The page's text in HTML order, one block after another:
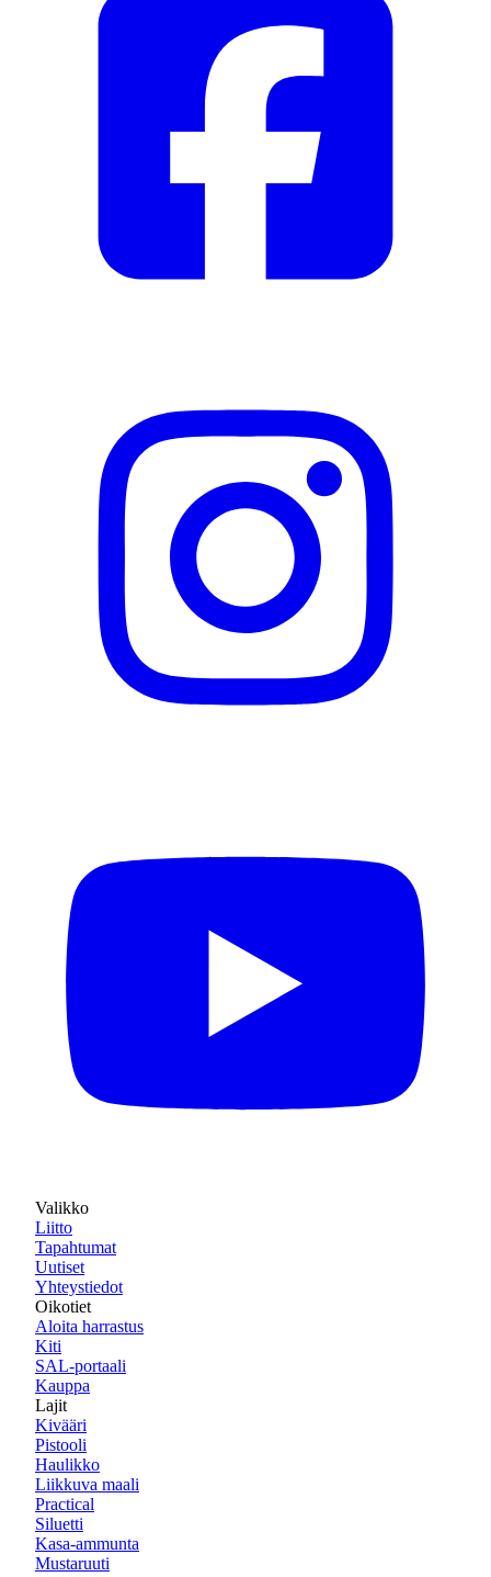
Valikko
Liitto
Tapahtumat
Uutiset
Yhteystiedot
Oikotiet
Aloita harrastus
Kiti
SAL-portaali
Kauppa
Lajit
Kivääri
Pistooli
Haulikko
Liikkuva maali
Practical
Siluetti
Kasa-ammunta
Mustaruuti